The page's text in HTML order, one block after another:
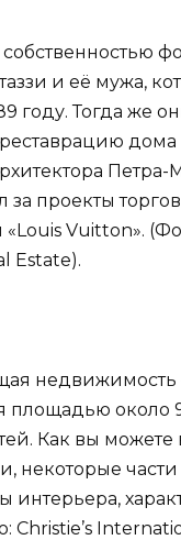
и её мужа,
году. Тогда же
дома
Петра-
за проекты
Vuitton».
Estate).
недвижимость
площадью около
Как вы можете
некоторые
интерьера,
Christie’s